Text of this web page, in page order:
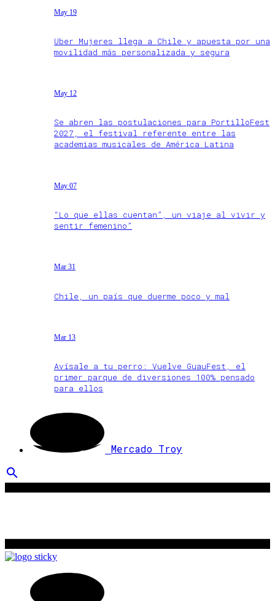
May 19
Uber Mujeres llega a Chile y apuesta por una
movilidad más personalizada y segura
May 12
Se abren las postulaciones para PortilloFest
2027, el festival referente entre las
academias musicales de América Latina
May 07
“Lo que ellas cuentan”, un viaje al vivir y
sentir femenino”
Mar 31
Chile, un país que duerme poco y mal
Mar 13
Avísale a tu perro: Vuelve GuauFest, el
primer parque de diversiones 100% pensado
para ellos
Mercado Troy
search